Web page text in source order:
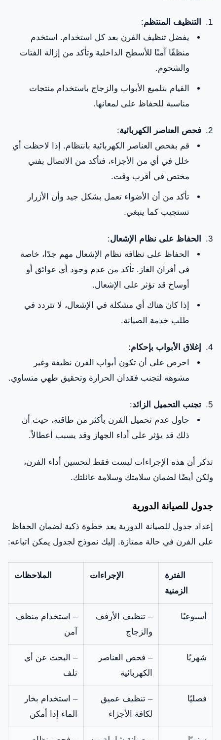
التنظيف المنتظم:
يفضل تنظيف الفرن بعد كل استخدام. استخدم
منظفًا آمنًا للأسطح الداخلية وتأكد من إزالة الفتات
والشحوم.
القيام بتلميع الأبواب والزجاج باستخدام منتجات
مناسبة للحفاظ على لمعانها.
فحص العناصر الكهربائية:
قم بفحص العناصر الكهربائية بانتظام. إذا لاحظت أي
خلل في أي من الأجزاء، فتأكد من الاتصال بفني
مختص في أقرب وقت.
تأكد من أن الأضواء تعمل بشكل جيد وأن الأزرار
تستجيب كما ينبغي.
الحفاظ على نظام الإشعال:
الحفاظ على نظافة نظام الإشعال مهم جدًا، خاصة
في أفران الغاز. تأكد من عدم وجود أي عوائق أو
أوساخ قد تؤثر على الإشعال.
إذا كان هناك أي مشكلة في الإشعال، لا تتردد في
طلب خدمة الصيانة.
إغلاق الأبواب بإحكام:
احرص على أن تكون أبواب الفرن نظيفة وغير
مشوهة لتجنب فقدان الحرارة وتحقيق طهي متساوي.
تجنب التحميل الزائد:
حاول عدم تحميل الفرن بأكثر من طاقته، حيث أن
ذلك قد يؤثر على أداء الجهاز وقد يسبب أعطالاً.
تذكر أن هذه الإجراءات ليست فقط لتحسين أداء الفرن،
ولكن أيضًا لضمان سلامتك وسلامة عائلتك.
جدول للصيانة الدورية
إعداد جدول للصيانة الدورية يعد خطوة ذكية لضمان الحفاظ
على الفرن في حالة ممتازة. إليك نموذج لجدول يمكن اتباعه:
الفترة
الزمنية
الإجراءات الملاحظات
أسبوعيًا
– تنظيف الأرفف
والزجاج
– استخدام منظف
آمن
شهريًا
– فحص العناصر
الكهربائية
– البحث عن أي
تلف
فصليًا
– تنظيف عميق
لكافة الأجزاء
– استخدام بخار
الماء إذا أمكن